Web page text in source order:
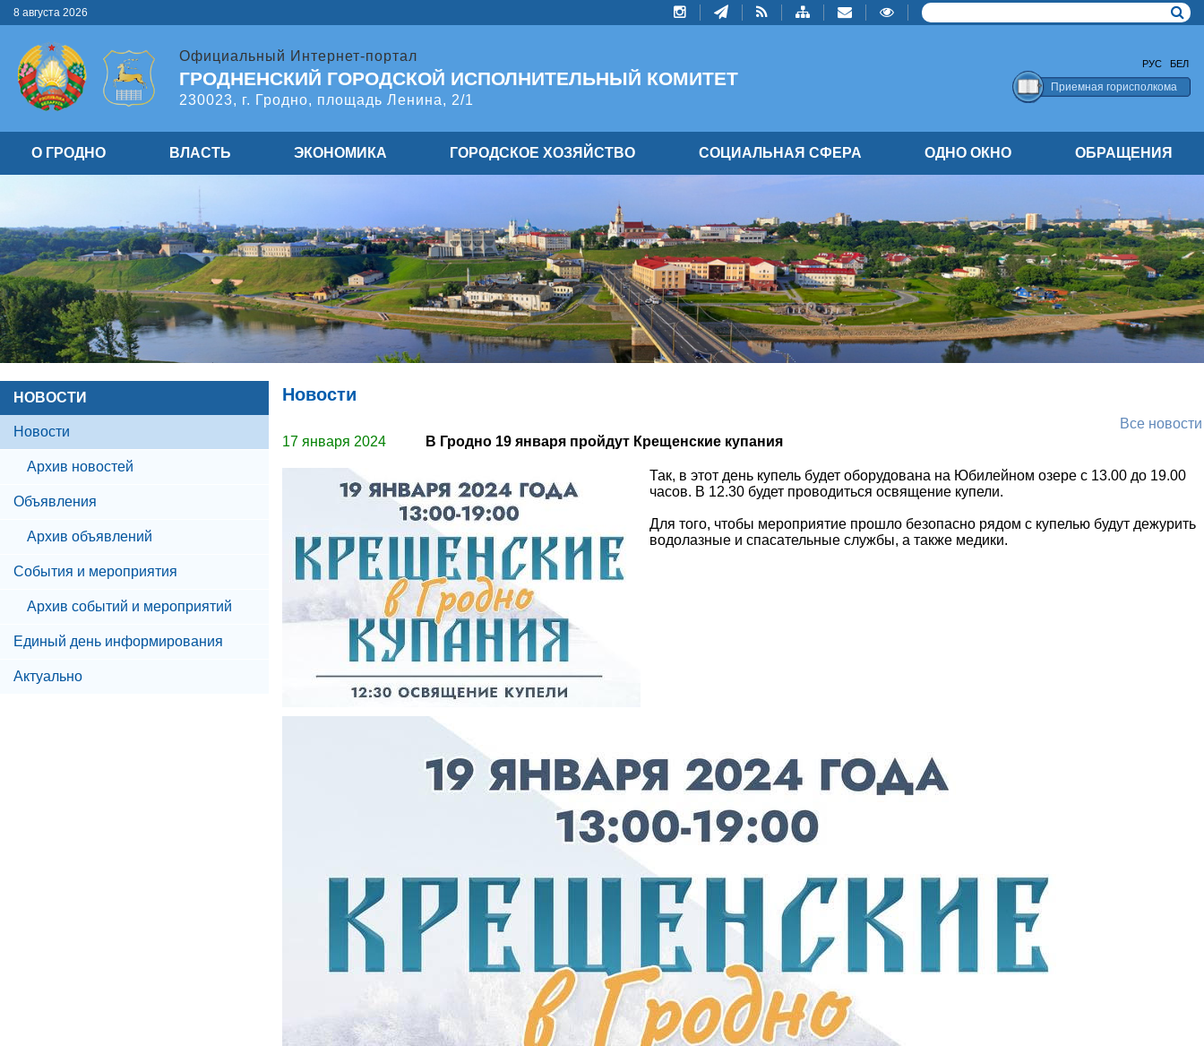
8 августа 2026
Официальный Интернет-портал
ГРОДНЕНСКИЙ ГОРОДСКОЙ ИСПОЛНИТЕЛЬНЫЙ КОМИТЕТ
230023, г. Гродно, площадь Ленина, 2/1
РУС БЕЛ
Приемная горисполкома
О ГРОДНО ВЛАСТЬ ЭКОНОМИКА ГОРОДСКОЕ ХОЗЯЙСТВО СОЦИАЛЬНАЯ СФЕРА ОДНО ОКНО ОБРАЩЕНИЯ
НОВОСТИ
Новости
Архив новостей
Объявления
Архив объявлений
События и мероприятия
Архив событий и мероприятий
Единый день информирования
Актуально
Новости
Все новости
17 января 2024
В Гродно 19 января пройдут Крещенские купания
Так, в этот день купель будет оборудована на Юбилейном озере с 13.00 до 19.00
часов. В 12.30 будет проводиться освящение купели.
Для того, чтобы мероприятие прошло безопасно рядом с купелью будут дежурить
водолазные и спасательные службы, а также медики.